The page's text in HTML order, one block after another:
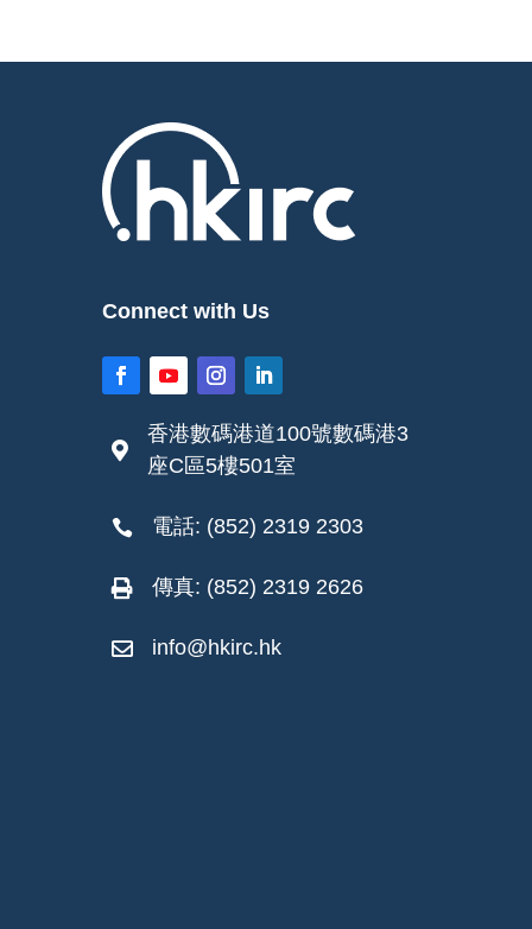
Connect with Us

香港數碼港道100號數碼港3
座C區5樓501室
 電話: (852) 2319 2303
 傳真: (852) 2319 2626
 info@hkirc.hk